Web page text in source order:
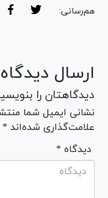
هم‌رسانی:
ارسال دیدگاه
دیدگاهتان را
نشانی ایمیل شما
علامت‌گذاری شده‌اند *
* دیدگاه